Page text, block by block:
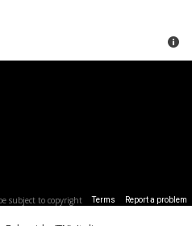
subject to copyright Terms Report a problem